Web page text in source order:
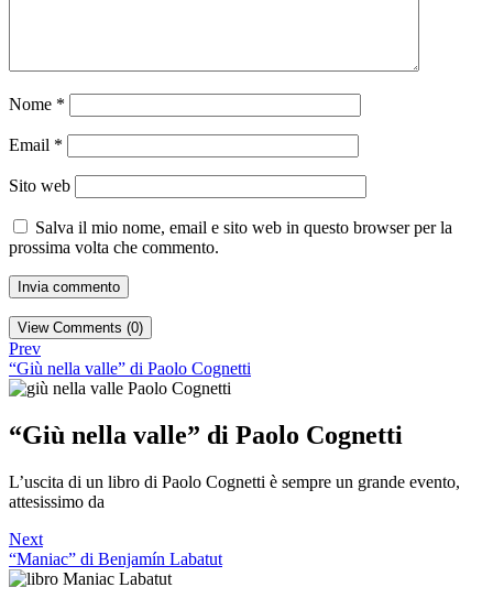
Nome *
Email *
Sito web
Salva il mio nome, email e sito web in questo browser per la
prossima volta che commento.
View Comments (0)
Prev
“Giù nella valle” di Paolo Cognetti
“Giù nella valle” di Paolo Cognetti
L’uscita di un libro di Paolo Cognetti è sempre un grande evento,
attesissimo da
Next
“Maniac” di Benjamín Labatut